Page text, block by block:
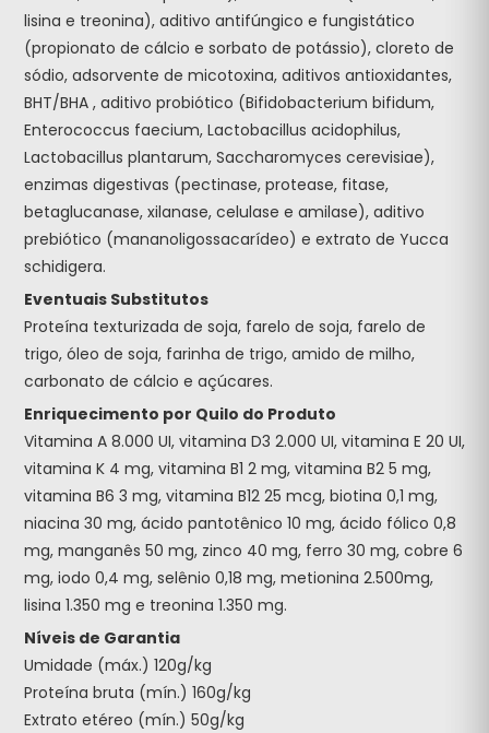
lisina e treonina), aditivo antifúngico e fungistático
(propionato de cálcio e sorbato de potássio), cloreto de
sódio, adsorvente de micotoxina, aditivos antioxidantes,
BHT/BHA , aditivo probiótico (Bifidobacterium bifidum,
Enterococcus faecium, Lactobacillus acidophilus,
Lactobacillus plantarum, Saccharomyces cerevisiae),
enzimas digestivas (pectinase, protease, fitase,
betaglucanase, xilanase, celulase e amilase), aditivo
prebiótico (mananoligossacarídeo) e extrato de Yucca
schidigera.
Eventuais Substitutos
Proteína texturizada de soja, farelo de soja, farelo de
trigo, óleo de soja, farinha de trigo, amido de milho,
carbonato de cálcio e açúcares.
Enriquecimento por Quilo do Produto
Vitamina A 8.000 UI, vitamina D3 2.000 UI, vitamina E 20 UI,
vitamina K 4 mg, vitamina B1 2 mg, vitamina B2 5 mg,
vitamina B6 3 mg, vitamina B12 25 mcg, biotina 0,1 mg,
niacina 30 mg, ácido pantotênico 10 mg, ácido fólico 0,8
mg, manganês 50 mg, zinco 40 mg, ferro 30 mg, cobre 6
mg, iodo 0,4 mg, selênio 0,18 mg, metionina 2.500mg,
lisina 1.350 mg e treonina 1.350 mg.
Níveis de Garantia
Umidade (máx.) 120g/kg
Proteína bruta (mín.) 160g/kg
Extrato etéreo (mín.) 50g/kg